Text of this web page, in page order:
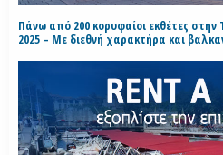
Πάνω από 200 κορυφαίοι εκθέτες στην
2025 – Με διεθνή χαρακτήρα και